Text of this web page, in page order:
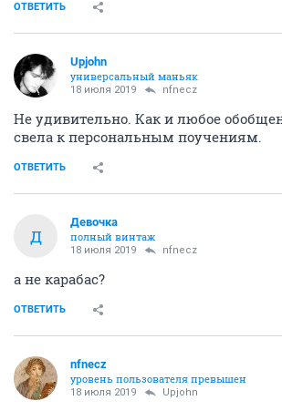
ОТВЕТИТЬ
Upjohn
универсальный маньяк
18 июля 2019 nfnecz
Не удивительно. Как и любое
свела к персональным поучениям.
ОТВЕТИТЬ
Д
Девочка
полный винтаж
18 июля 2019 nfnecz
а не карабас?
ОТВЕТИТЬ
nfnecz
уровень пользователя превышен
18 июля 2019 Upjohn